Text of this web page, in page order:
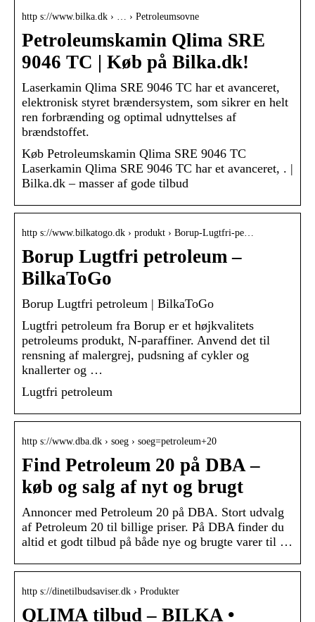
http s://www.bilka.dk › … › Petroleumsovne
Petroleumskamin Qlima SRE
9046 TC | Køb på Bilka.dk!
Laserkamin Qlima SRE 9046 TC har et avanceret,
elektronisk styret brændersystem, som sikrer en helt
ren forbrænding og optimal udnyttelses af
brændstoffet.
Køb Petroleumskamin Qlima SRE 9046 TC
Laserkamin Qlima SRE 9046 TC har et avanceret, . |
Bilka.dk – masser af gode tilbud
http s://www.bilkatogo.dk › produkt › Borup-Lugtfri-pe…
Borup Lugtfri petroleum –
BilkaToGo
Borup Lugtfri petroleum | BilkaToGo
Lugtfri petroleum fra Borup er et højkvalitets
petroleums produkt, N-paraffiner. Anvend det til
rensning af malergrej, pudsning af cykler og
knallerter og …
Lugtfri petroleum
http s://www.dba.dk › soeg › soeg=petroleum+20
Find Petroleum 20 på DBA –
køb og salg af nyt og brugt
Annoncer med Petroleum 20 på DBA. Stort udvalg
af Petroleum 20 til billige priser. På DBA finder du
altid et godt tilbud på både nye og brugte varer til …
http s://dinetilbudsaviser.dk › Produkter
QLIMA tilbud – BILKA •